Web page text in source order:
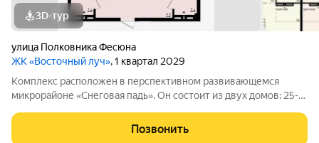
3D-тур
улица Полковника Фесюна
ЖК «Восточный луч», 1 квартал 2029
Комплекс расположен в перспективном развивающемся
микрорайоне «Снеговая падь». Он состоит из двух домов: 25-
соответствует высоким стандартам качества жизни,
комфортного времяпрепровождения. Так же в
Позвонить